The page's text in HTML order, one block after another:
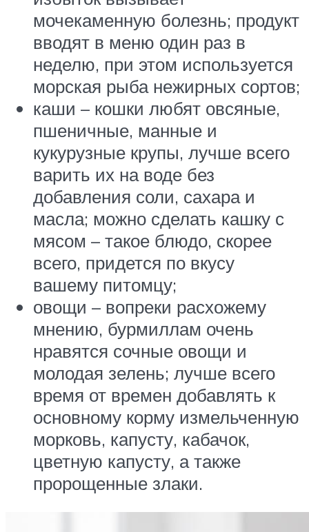
мочекаменную болезнь; продукт
вводят в меню один раз в
неделю, при этом используется
морская рыба нежирных сортов;
каши – кошки любят овсяные,
пшеничные, манные и
кукурузные крупы, лучше всего
варить их на воде без
добавления соли, сахара и
масла; можно сделать кашку с
мясом – такое блюдо, скорее
всего, придется по вкусу
вашему питомцу;
овощи – вопреки расхожему
мнению, бурмиллам очень
нравятся сочные овощи и
молодая зелень; лучше всего
время от времен добавлять к
основному корму измельченную
морковь, капусту, кабачок,
цветную капусту, а также
пророщенные злаки.